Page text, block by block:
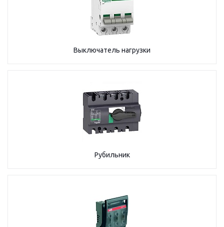
Выключатель нагрузки
Рубильник